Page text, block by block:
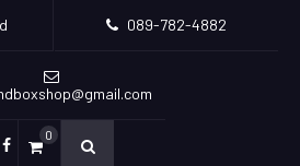
089-782-4882
0